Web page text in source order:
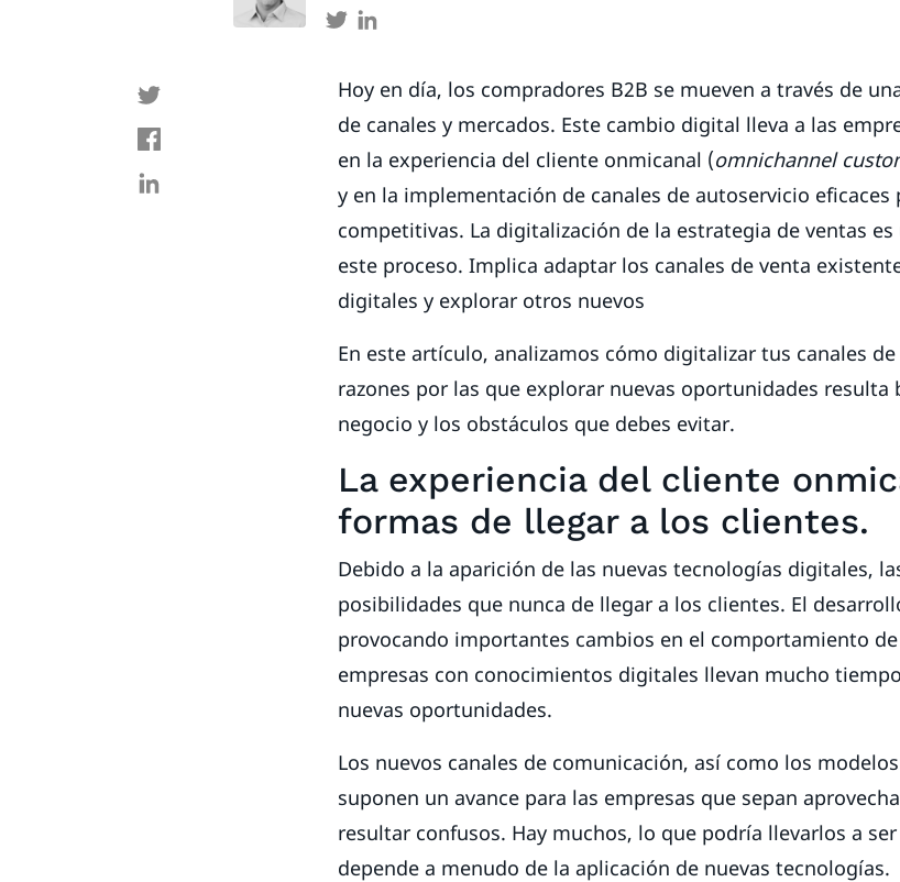
Hoy en día, los compradores B2B se mueven a través de
de canales y mercados. Este cambio digital lleva a las
en la experiencia del cliente onmicanal (omnichannel
y en la implementación de canales de autoservicio
competitivas. La digitalización de la estrategia de ventas
este proceso. Implica adaptar los canales de venta
digitales y explorar otros nuevos
En este artículo, analizamos cómo digitalizar tus canales
razones por las que explorar nuevas oportunidades resulta
negocio y los obstáculos que debes evitar.
La experiencia del cliente
formas de llegar a los clientes.
Debido a la aparición de las nuevas tecnologías digitales,
posibilidades que nunca de llegar a los clientes. El
provocando importantes cambios en el comportamiento
empresas con conocimientos digitales llevan mucho
nuevas oportunidades.
Los nuevos canales de comunicación, así como los
suponen un avance para las empresas que sepan
resultar confusos. Hay muchos, lo que podría llevarlos a
depende a menudo de la aplicación de nuevas tecnologías.